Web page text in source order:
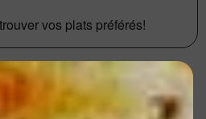
vos plats préférés!